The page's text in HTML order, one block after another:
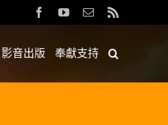
FacebookYouTube
Email:
影音出版 奉獻支持